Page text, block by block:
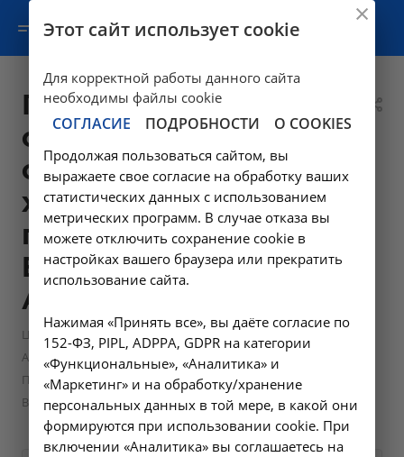
Прием врача-
сердечно-
сосудистого
хирурга
первичный -
B01.043.001 в
Ангарске
Цены в Ангарске —
Амбулаторно-поликлинические услуги в Ангарске
Прием врача-сердечно-сосудистого хирурга первичный -
B01.043.001 в Ангарске
Этот сайт использует cookie
Для корректной работы данного сайта
необходимы файлы cookie
СОГЛАСИЕ ПОДРОБНОСТИ О COOKIES
Продолжая пользоваться сайтом, вы
выражаете свое согласие на обработку ваших
статистических данных с использованием
метрических программ. В случае отказа вы
можете отключить сохранение cookie в
настройках вашего браузера или прекратить
использование сайта.
Нажимая «Принять все», вы даёте согласие по
152-ФЗ, PIPL, ADPPA, GDPR на категории
«Функциональные», «Аналитика» и
«Маркетинг» и на обработку/хранение
персональных данных в той мере, в какой они
формируются при использовании cookie. При
включении «Аналитика» вы соглашаетесь на